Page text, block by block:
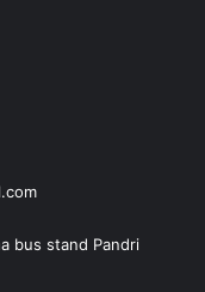
bus stand Pandri